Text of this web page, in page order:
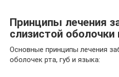
Принципы лечения
слизистой оболочки
Основные принципы лечения
оболочек рта, губ и языка: